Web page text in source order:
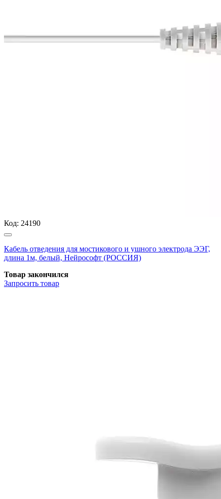
Код: 24190
Кабель отведения для мостикового и ушного электрода ЭЭГ,
длина 1м, белый, Нейрософт (РОССИЯ)
Товар закончился
Запросить товар